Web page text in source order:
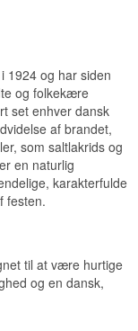
1924 og har siden
og folkekære
set enhver dansk
af brandet,
som saltlakrids og
en naturlig
karakterfulde
festen.
til at være hurtige
og en dansk,